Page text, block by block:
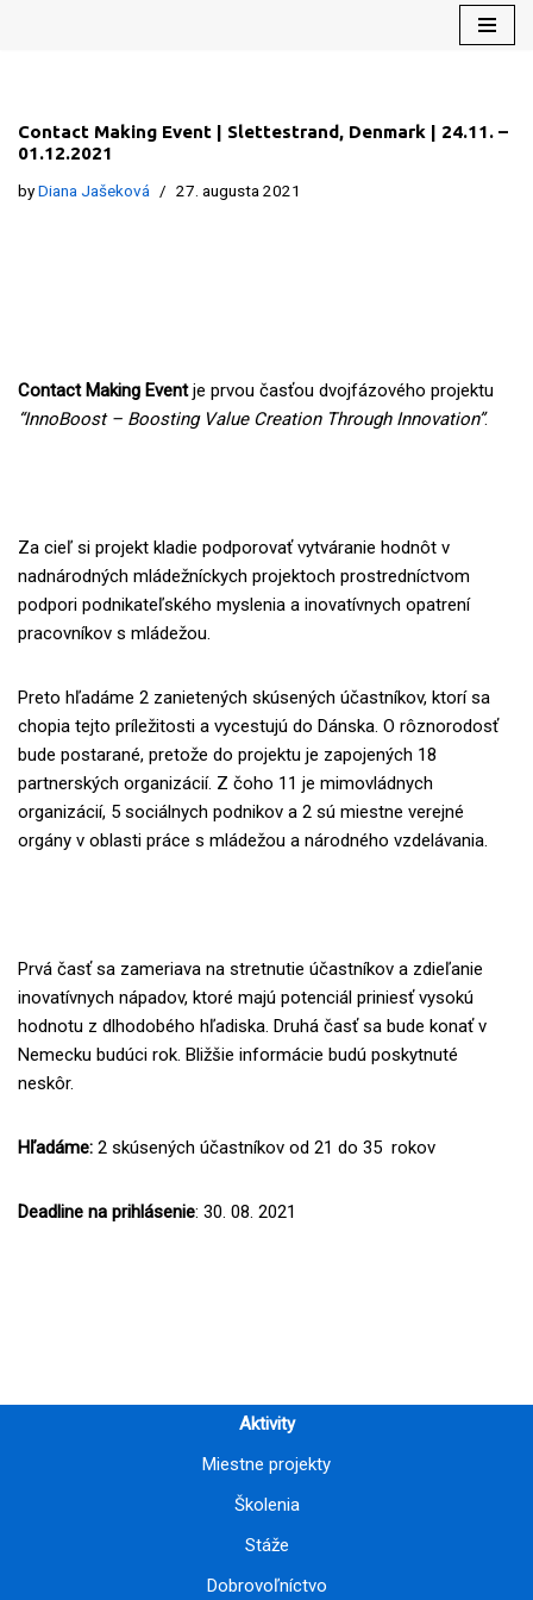
obsah
Contact Making Event | Slettestrand, Denmark | 24.11. –
01.12.2021
byDiana Jašeková 27. augusta 2021
Contact Making Eventje prvou časťou dvojfázového projektu
“InnoBoost – Boosting Value Creation Through Innovation”.
Za cieľ si projekt kladie podporovať vytváranie hodnôt v
nadnárodných mládežníckych projektoch prostredníctvom
podpori podnikateľského myslenia a inovatívnych opatrení
pracovníkov s mládežou.
Preto hľadáme 2 zanietených skúsených účastníkov, ktorí sa
chopia tejto príležitosti a vycestujú do Dánska. O rôznorodosť
bude postarané, pretože do projektu je zapojených 18
partnerských organizácií. Z čoho 11 je mimovládnych
organizácií, 5 sociálnych podnikov a 2 sú miestne verejné
orgány v oblasti práce s mládežou a národného vzdelávania.
Prvá časť sa zameriava na stretnutie účastníkov a zdieľanie
inovatívnych nápadov, ktoré majú potenciál priniesť vysokú
hodnotu z dlhodobého hľadiska. Druhá časť sa bude konať v
Nemecku budúci rok. Bližšie informácie budú poskytnuté
neskôr.
Hľadáme: 2 skúsených účastníkov od 21 do 35 rokov
Deadline na prihlásenie: 30. 08. 2021
Aktivity
Miestne projekty
Školenia
Stáže
Dobrovoľníctvo